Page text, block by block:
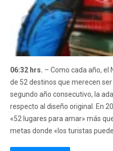
06:32 hrs. – Como cada año, el
de 52 destinos que merecen
segundo año consecutivo, la
respecto al diseño original. En
«52 lugares para amar» más
metas donde «los turistas